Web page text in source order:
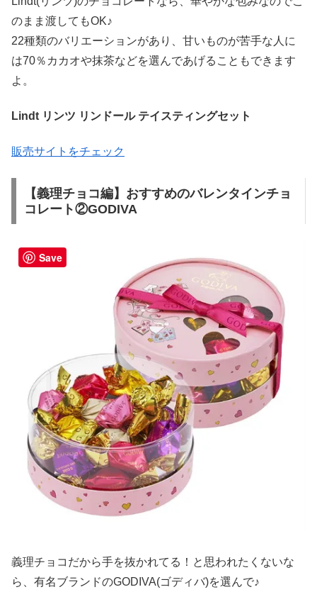
のまま渡してもOK♪
22種類のバリエーションがあり、甘いものが苦手な人に
は70％カカオや抹茶などを選んであげることもできます
よ。
Lindt リンツ リンドール テイスティングセット
販売サイトをチェック
【義理チョコ編】おすすめのバレンタインチョ
コレート②GODIVA
義理チョコだから手を抜かれてる！と思われたくないな
ら、有名ブランドのGODIVA(ゴディバ)を選んで♪
Save